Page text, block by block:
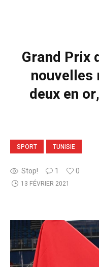
Grand Prix
nouvelles
deux en
SPORT TUNISIE
Stop! 1 0
13 FÉVRIER 2021